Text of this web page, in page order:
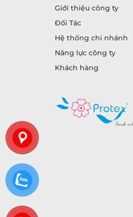
Giới thiệu công ty
Đối Tác
Hệ thống chi nhánh
Năng lực công ty
Khách hàng